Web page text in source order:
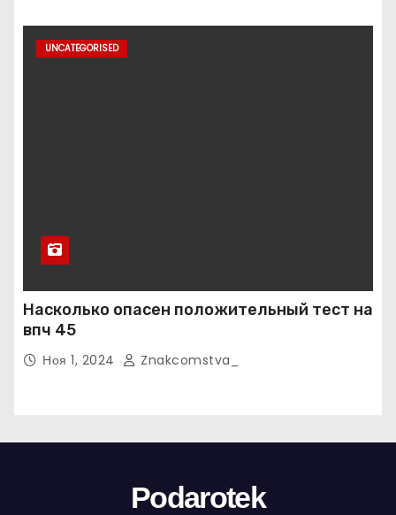
UNCATEGORISED
Насколько опасен положительный тест на
впч 45
Ноя 1, 2024 Znakcomstva_
Podarotek